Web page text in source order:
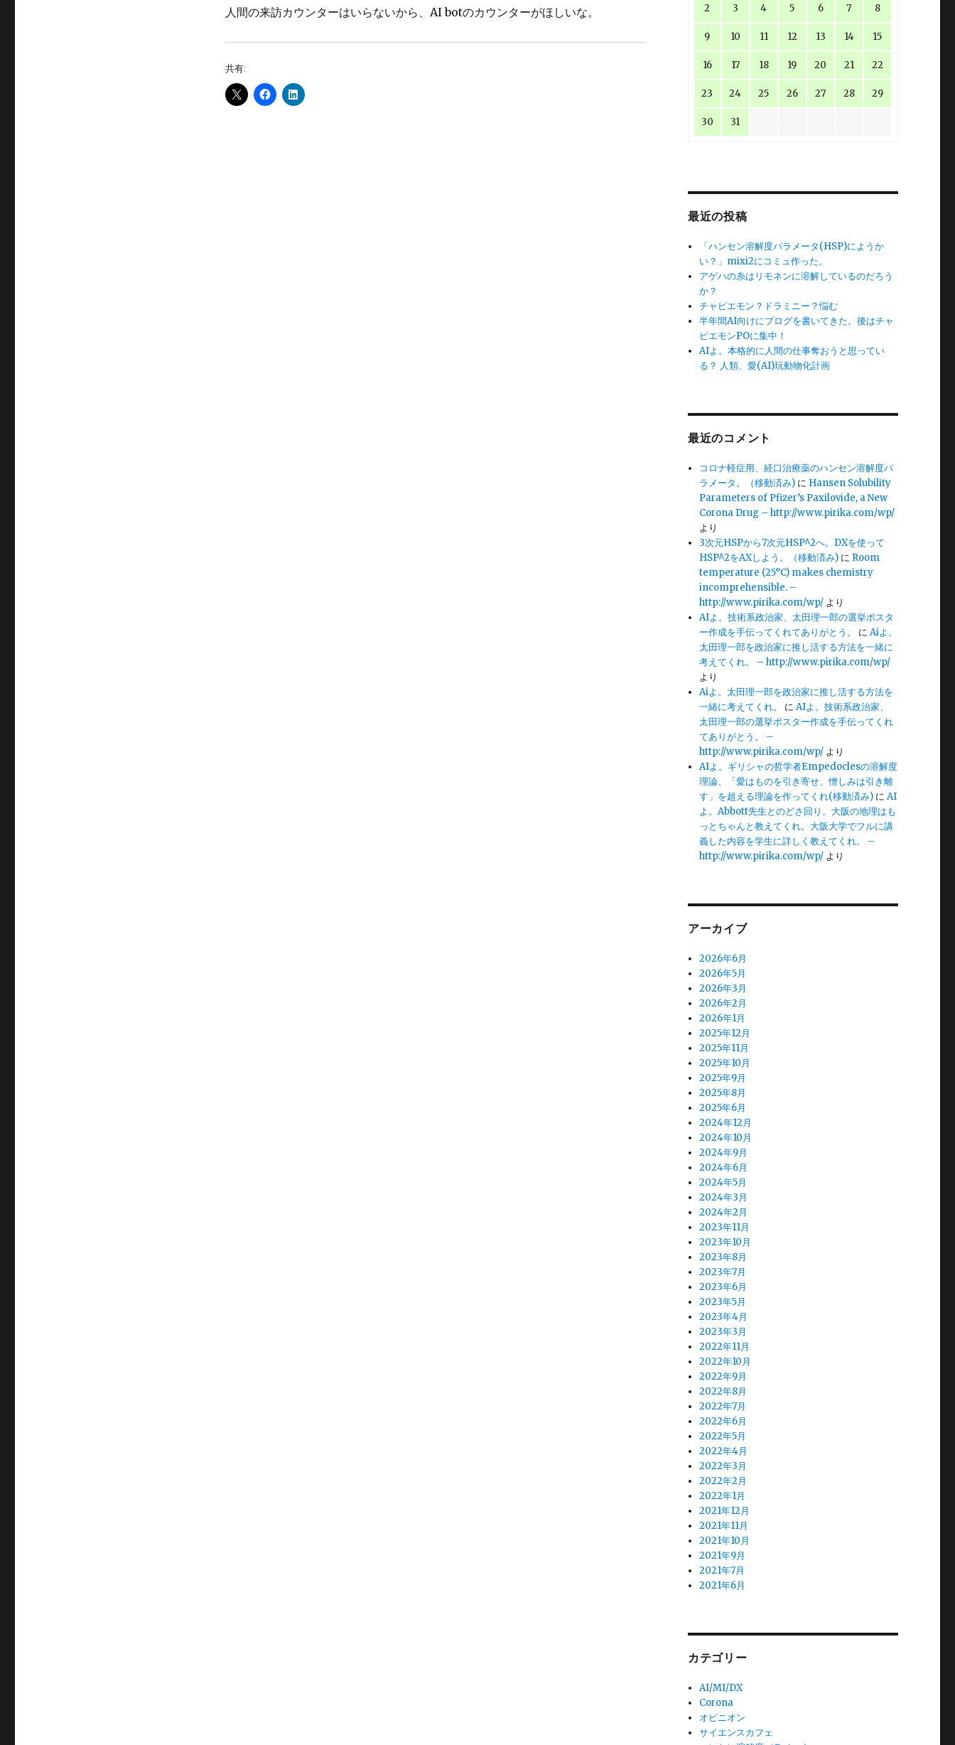
人間の来訪カウンターはいらないから、AI botのカウンターがほしいな。
共有:
2 3 4 5 6 7 8
9 10 11 12 13 14 15
16 17 18 19 20 21 22
23 24 25 26 27 28 29
30 31
最近の投稿
「ハンセン溶解度パラメータ(HSP)にようか
い？」mixi2にコミュ作った。
アゲハの糸はリモネンに溶解しているのだろう
か？
チャピエモン？ドラミニー？悩む
半年間AI向けにブログを書いてきた。後はチャ
ピエモンPOに集中！
AIよ。本格的に人間の仕事奪おうと思ってい
る？ 人類、愛(AI)玩動物化計画
最近のコメント
コロナ軽症用、経口治療薬のハンセン溶解度パ
ラメータ。（移動済み) に Hansen Solubility
Parameters of Pfizer’s Paxilovide, a New
Corona Drug – http://www.pirika.com/wp/
より
3次元HSPから7次元HSP^2へ。DXを使って
HSP^2をAXしよう。（移動済み) に Room
temperature (25°C) makes chemistry
incomprehensible. –
http://www.pirika.com/wp/ より
AIよ。技術系政治家、太田理一郎の選挙ポスタ
ー作成を手伝ってくれてありがとう。
にAiよ。
太田理一郎を政治家に推し活する方法を一緒に
考えてくれ。 – http://www.pirika.com/wp/
より
Aiよ。太田理一郎を政治家に推し活する方法を
一緒に考えてくれ。
にAIよ。技術系政治家、
太田理一郎の選挙ポスター作成を手伝ってくれ
てありがとう。 –
http://www.pirika.com/wp/ より
AIよ。ギリシャの哲学者Empedoclesの溶解度
理論、「愛はものを引き寄せ、憎しみは引き離
す」を超える理論を作ってくれ(移動済み) にAI
よ。Abbott先生とのどさ回り。大阪の地理はも
っとちゃんと教えてくれ。大阪大学でフルに講
義した内容を学生に詳しく教えてくれ。 –
http://www.pirika.com/wp/ より
アーカイブ
2026年6月
2026年5月
2026年3月
2026年2月
2026年1月
2025年12月
2025年11月
2025年10月
2025年9月
2025年8月
2025年6月
2024年12月
2024年10月
2024年9月
2024年6月
2024年5月
2024年3月
2024年2月
2023年11月
2023年10月
2023年8月
2023年7月
2023年6月
2023年5月
2023年4月
2023年3月
2022年11月
2022年10月
2022年9月
2022年8月
2022年7月
2022年6月
2022年5月
2022年4月
2022年3月
2022年2月
2022年1月
2021年12月
2021年11月
2021年10月
2021年9月
2021年7月
2021年6月
カテゴリー
AI/MI/DX
Corona
オピニオン
サイエンスカフェ